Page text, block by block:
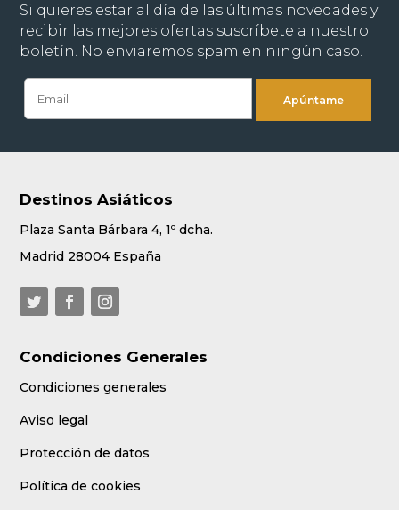
Si quieres estar al día de las últimas novedades y
recibir las mejores ofertas suscríbete a nuestro
boletín. No enviaremos spam en ningún caso.
Destinos Asiáticos
Plaza Santa Bárbara 4, 1º dcha.
Madrid 28004 España
Condiciones Generales
Condiciones generales
Aviso legal
Protección de datos
Política de cookies